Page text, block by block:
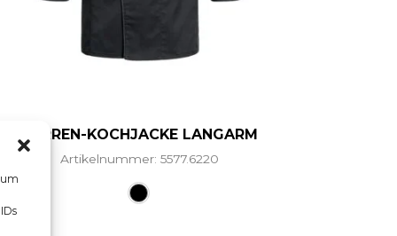
Varianten auf. Die Optionen können auf der
HERREN-KOCHJACKE LANGARM
Artikelnummer: 5577.6220